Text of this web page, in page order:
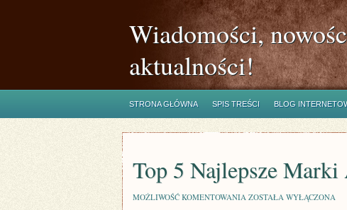
Wiadomości,
aktualności!
STRONA GŁÓWNA SPIS TREŚCI BLOG
Top 5 Najlepsze
MOŻLIWOŚĆ KOMENTOWANIA TOP
ZOSTAŁA WYŁĄCZONA